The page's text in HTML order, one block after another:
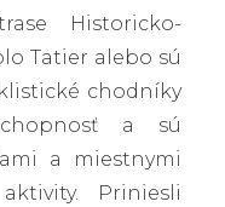
Historicko-
Tatier alebo sú
chodníky
a sú
a miestnymi
Priniesli